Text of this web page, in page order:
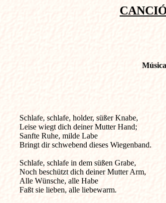
Schlafe, schlafe, holder, süßer
Leise wiegt dich deiner Mutter Hand;
Sanfte Ruhe, milde Labe
Bringt dir schwebend dieses Wiegenband.
Schlafe, schlafe in dem süßen Grabe,
Noch beschützt dich deiner Mutter Arm,
Alle Wünsche, alle Habe
Faßt sie lieben, alle liebewarm.